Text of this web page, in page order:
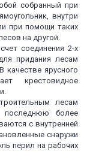
собранный при
внутри
при помощи таких
на другой.
соединения 2-х
придания лесам
качестве ярусного
крестовидное
лесам
последнюю более
с внутренней
снаружи
перил на рабочих